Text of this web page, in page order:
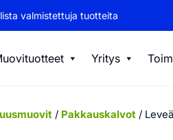
valmistettuja tuotteita
Yritys
/ Pakkauskalvot/